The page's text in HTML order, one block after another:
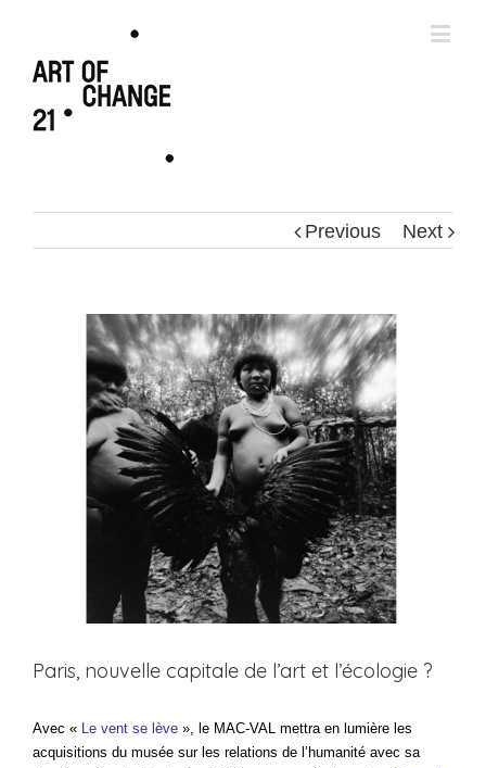
Previous Next
Paris, nouvelle capitale de l’art et l’écologie ?
Avec « Le vent se lève », le MAC-VAL mettra en lumière les
acquisitions du musée sur les relations de l’humanité avec sa